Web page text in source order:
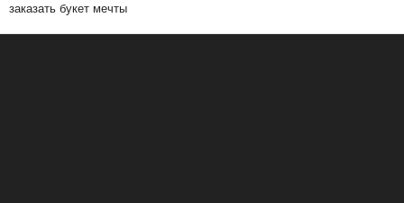
заказать букет мечты